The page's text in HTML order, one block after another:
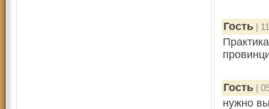
Гость |
Гость |
нужно